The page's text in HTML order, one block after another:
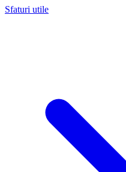
Sfaturi utile